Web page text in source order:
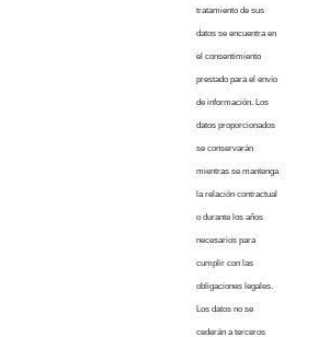
tratamiento de sus
datos se encuentra en
el consentimiento
prestado para el envío
de información. Los
datos proporcionados
se conservarán
mientras se mantenga
la relación contractual
o durante los años
necesarios para
cumplir con las
obligaciones legales.
Los datos no se
cederán a terceros